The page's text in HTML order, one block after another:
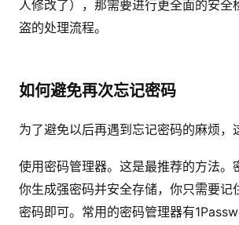
人修改了），那需要进行更全面的安全
盗的处理流程。
如何避免再次忘记密码
为了避免以后再遇到忘记密码的麻烦，
使用密码管理器。这是最推荐的方法。
你生成强密码并安全存储，你只需要记
密码即可。常用的密码管理器有